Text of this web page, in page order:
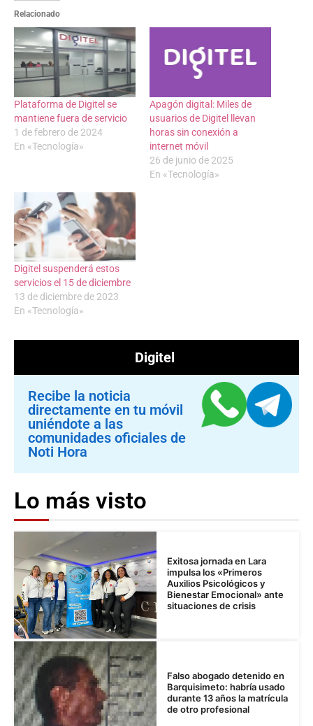
Relacionado
Plataforma de Digitel se
mantiene fuera de servicio
1 de febrero de 2024
En «Tecnología»
Apagón digital: Miles de
usuarios de Digitel llevan
horas sin conexión a
internet móvil
26 de junio de 2025
En «Tecnología»
Digitel suspenderá estos
servicios el 15 de diciembre
13 de diciembre de 2023
En «Tecnología»
Digitel
Recibe la noticia
directamente en tu móvil
uniéndote a las
comunidades oficiales de
Noti Hora
Lo más visto
Exitosa jornada en Lara
impulsa los «Primeros
Auxilios Psicológicos y
Bienestar Emocional» ante
situaciones de crisis
Falso abogado detenido en
Barquisimeto: habría usado
durante 13 años la matrícula
de otro profesional